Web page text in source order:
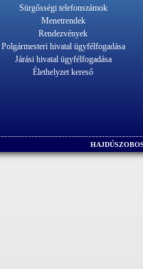
Sürgősségi telefonszámok
Menetrendek
Rendezvények
Polgármesteri hivatal ügyfélfogadása
Járási hivatal ügyfélfogadása
Élethelyzet kereső